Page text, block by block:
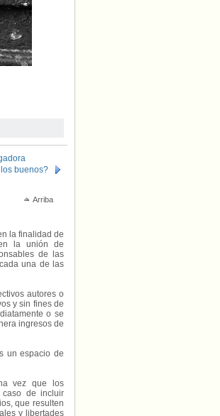
buenos?
Arriba
la finalidad de
la unión de
de las
una de las
autores o
y sin fines de
o se
ingresos de
un espacio de
vez que los
caso de incluir
que resulten
y libertades